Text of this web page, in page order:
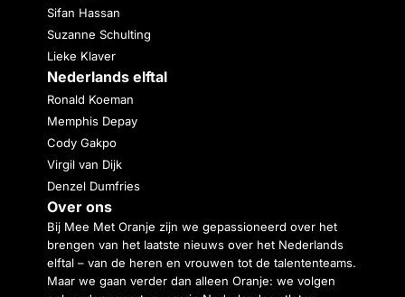
Sifan Hassan
Suzanne Schulting
Lieke Klaver
Nederlands elftal
Ronald Koeman
Memphis Depay
Cody Gakpo
Virgil van Dijk
Denzel Dumfries
Over ons
Bij Mee Met Oranje zijn we gepassioneerd over het
brengen van het laatste nieuws over het Nederlands
elftal – van de heren en vrouwen tot de talententeams.
Maar we gaan verder dan alleen Oranje: we volgen